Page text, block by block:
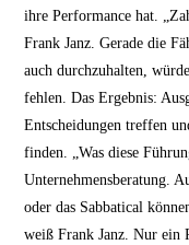
ihre Performance hat.
Frank Janz. Gerade die
auch durchzuhalten,
fehlen. Das Ergebnis:
Entscheidungen treffen
finden. „Was diese
Unternehmensberatung.
oder das Sabbatical
weiß Frank Janz. Nur ein